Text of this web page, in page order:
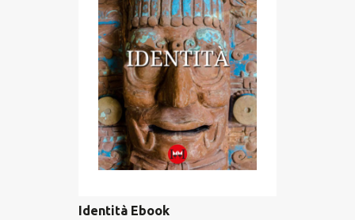
Identità Ebook